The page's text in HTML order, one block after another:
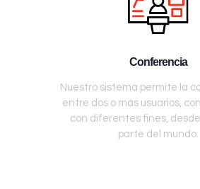
Conferencia
Nuestro sistema permite la
entre dos o más usuarios,
con diferentes fines,
parte del mundo.